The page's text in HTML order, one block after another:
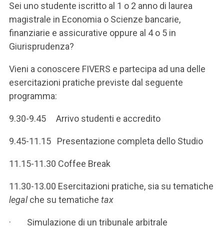
Sei uno studente iscritto al 1 o 2 anno di laurea
magistrale in Economia o Scienze bancarie,
finanziarie e assicurative oppure al 4 o 5 in
Giurisprudenza?
Vieni a conoscere FIVERS e partecipa ad una delle
esercitazioni pratiche previste dal seguente
programma:
9.30-9.45 Arrivo studenti e accredito
9.45-11.15 Presentazione completa dello Studio
11.15-11.30 Coffee Break
11.30-13.00 Esercitazioni pratiche, sia su tematiche
legalche su tematiche tax
· Simulazione di un tribunale arbitrale